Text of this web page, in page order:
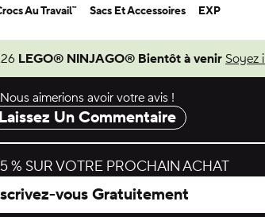
Au Travail™ Sacs Et Accessoires EXP
LEGO® NINJAGO® Bientôt à venir Soyez
Nous aimerions avoir votre avis !
Laissez Un Commentaire
% SUR VOTRE PROCHAIN ACHAT
vous Gratuitement